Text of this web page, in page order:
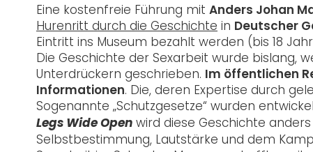
Eine kostenfreie Führung mit Anders Johan
Hurenritt durch die Geschichte in Deutscher
Eintritt ins Museum bezahlt werden (bis 18
Die Geschichte der Sexarbeit wurde bislang,
Unterdrückern geschrieben. Im öffentlichen
Informationen. Die, deren Expertise durch
Sogenannte „Schutzgesetze“ wurden
Legs Wide Open wird diese Geschichte
Selbstbestimmung, Lautstärke und dem